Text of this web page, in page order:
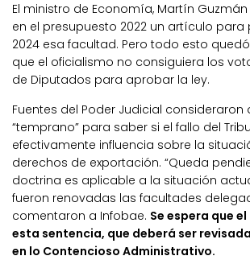
El ministro de Economía, Martín
en el presupuesto 2022 un artículo
2024 esa facultad. Pero todo esto
que el oficialismo no consiguiera los
de Diputados para aprobar la ley.
Fuentes del Poder Judicial consideraron
“temprano” para saber si el fallo del
efectivamente influencia sobre la
derechos de exportación. “Queda
doctrina es aplicable a la situación
fueron renovadas las facultades
comentaron a Infobae. Se espera que
esta sentencia, que deberá ser
en lo Contencioso Administrativo.